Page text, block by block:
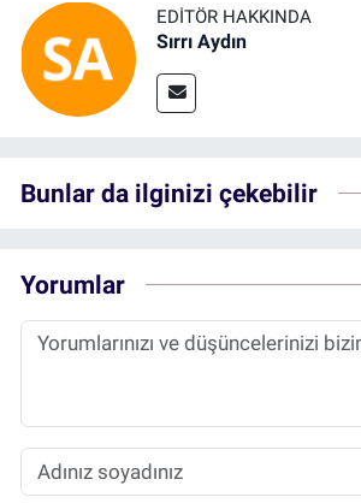
EDITÖR HAKKINDA
Sırrı Aydın
Bunlar da ilginizi çekebilir
Yorumlar